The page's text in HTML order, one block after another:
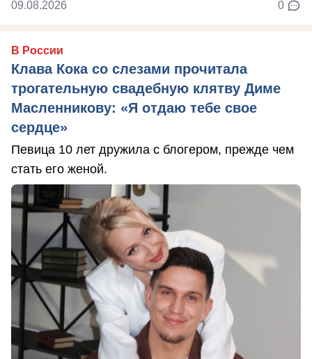
09.08.2026 0
В России
Клава Кока со слезами прочитала
трогательную свадебную клятву Диме
Масленникову: «Я отдаю тебе свое
сердце»
Певица 10 лет дружила с блогером, прежде чем
стать его женой.